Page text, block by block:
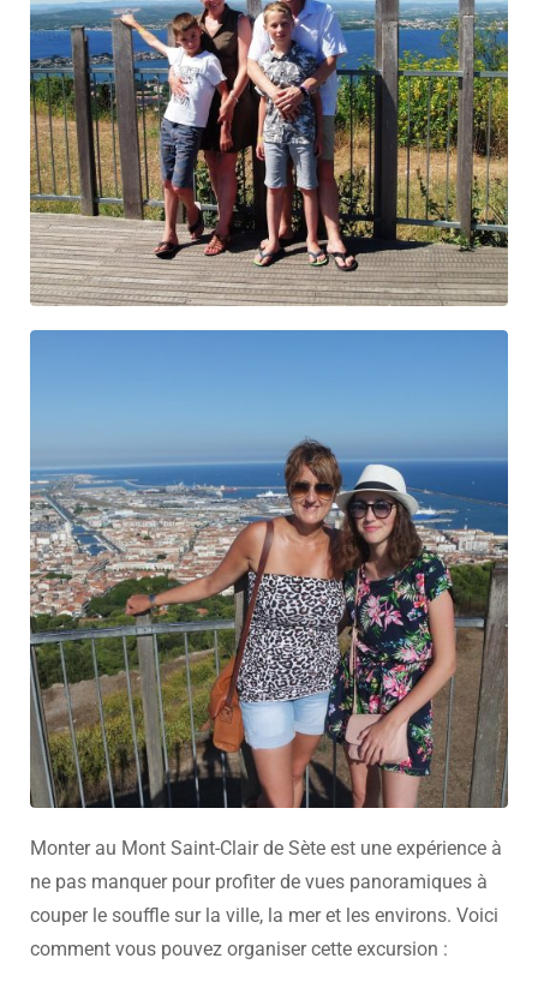
Monter au Mont Saint-Clair de Sète est une expérience à
ne pas manquer pour profiter de vues panoramiques à
couper le souffle sur la ville, la mer et les environs. Voici
comment vous pouvez organiser cette excursion :